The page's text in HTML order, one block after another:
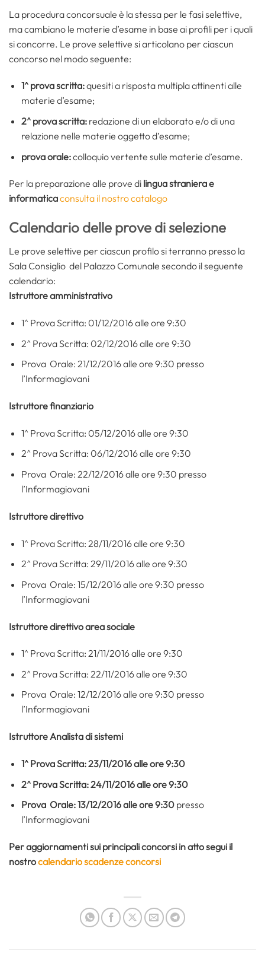
La procedura concorsuale è la stessa per le fasi selettive,
ma cambiano le materie d’esame in base ai profili per i quali
si concorre. Le prove selettive si articolano per ciascun
concorso nel modo seguente:
1^ prova scritta:quesiti a risposta multipla attinenti alle
materie d’esame;
2^ prova scritta: redazione di un elaborato e/o di una
relazione nelle materie oggetto d’esame;
prova orale:colloquio vertente sulle materie d’esame.
Per la preparazione alle prove di lingua straniera e
informaticaconsulta il nostro catalogo
Calendario delle prove di selezione
Le prove selettive per ciascun profilo si terranno presso la
Sala Consiglio del Palazzo Comunale secondo il seguente
calendario:
Istruttore amministrativo
1^ Prova Scritta: 01/12/2016 alle ore 9:30
2^ Prova Scritta: 02/12/2016 alle ore 9:30
Prova Orale: 21/12/2016 alle ore 9:30 presso
l’Informagiovani
Istruttore finanziario
1^ Prova Scritta: 05/12/2016 alle ore 9:30
2^ Prova Scritta: 06/12/2016 alle ore 9:30
Prova Orale: 22/12/2016 alle ore 9:30 presso
l’Informagiovani
Istruttore direttivo
1^ Prova Scritta: 28/11/2016 alle ore 9:30
2^ Prova Scritta: 29/11/2016 alle ore 9:30
Prova Orale: 15/12/2016 alle ore 9:30 presso
l’Informagiovani
Istruttore direttivo area sociale
1^ Prova Scritta: 21/11/2016 alle ore 9:30
2^ Prova Scritta: 22/11/2016 alle ore 9:30
Prova Orale: 12/12/2016 alle ore 9:30 presso
l’Informagiovani
Istruttore Analista di sistemi
1^ Prova Scritta: 23/11/2016 alle ore 9:30
2^ Prova Scritta: 24/11/2016 alle ore 9:30
Prova Orale: 13/12/2016 alle ore 9:30 presso
l’Informagiovani
Per aggiornamenti sui principali concorsi in atto segui il
nostrocalendario scadenze concorsi